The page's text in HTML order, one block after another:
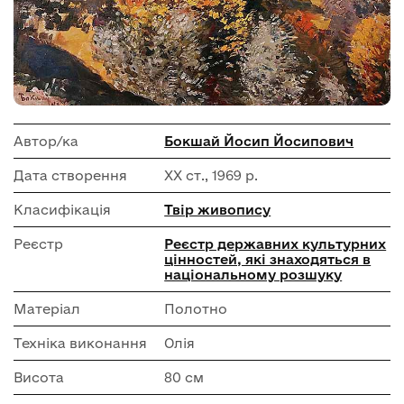
Автор/ка Бокшай Йосип Йосипович
Дата створення ХХ ст., 1969 р.
Класифікація Твір живопису
Реєстр
Реєстр державних культурних
цінностей, які знаходяться в
національному розшуку
Матеріал Полотно
Техніка виконання Олія
Висота 80 см